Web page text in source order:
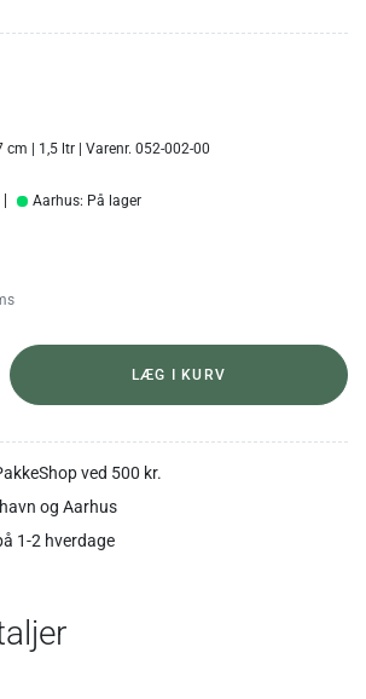
cm | 1,5 ltr | Varenr. 052-002-00
Aarhus: På lager
LÆG I KURV
ved 500 kr.
og Aarhus
1-2 hverdage